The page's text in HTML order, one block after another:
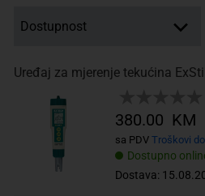
Uređaj za mjerenje tekućina
Dostupno
Dostava:
380.00 KM
sa PDV Troškovi